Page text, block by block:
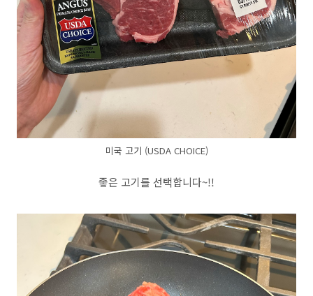
미국 고기 (USDA CHOICE)
좋은 고기를 선택합니다~!!